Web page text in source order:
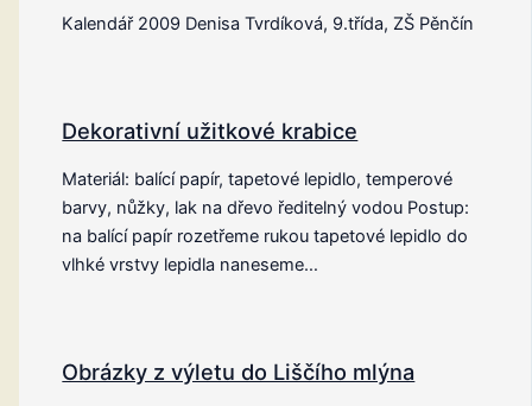
Kalendář 2009 Denisa Tvrdíková, 9.třída, ZŠ Pěnčín
Dekorativní užitkové krabice
Materiál: balící papír, tapetové lepidlo, temperové
barvy, nůžky, lak na dřevo ředitelný vodou Postup:
na balící papír rozetřeme rukou tapetové lepidlo do
vlhké vrstvy lepidla naneseme…
Obrázky z výletu do Liščího mlýna